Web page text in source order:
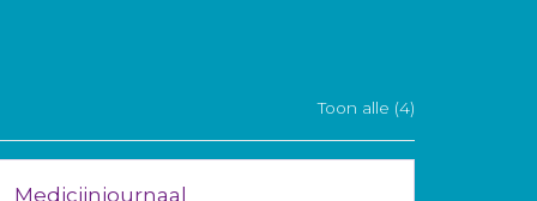
Toon alle (4)
Medicijnjournaal